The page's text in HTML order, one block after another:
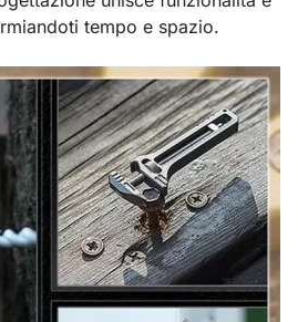
tempo e spazio.